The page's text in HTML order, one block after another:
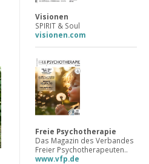
Visionen
SPIRIT & Soul
visionen.com
Freie Psychotherapie
Das Magazin des Verbandes
Freier Psychotherapeuten..
www.vfp.de